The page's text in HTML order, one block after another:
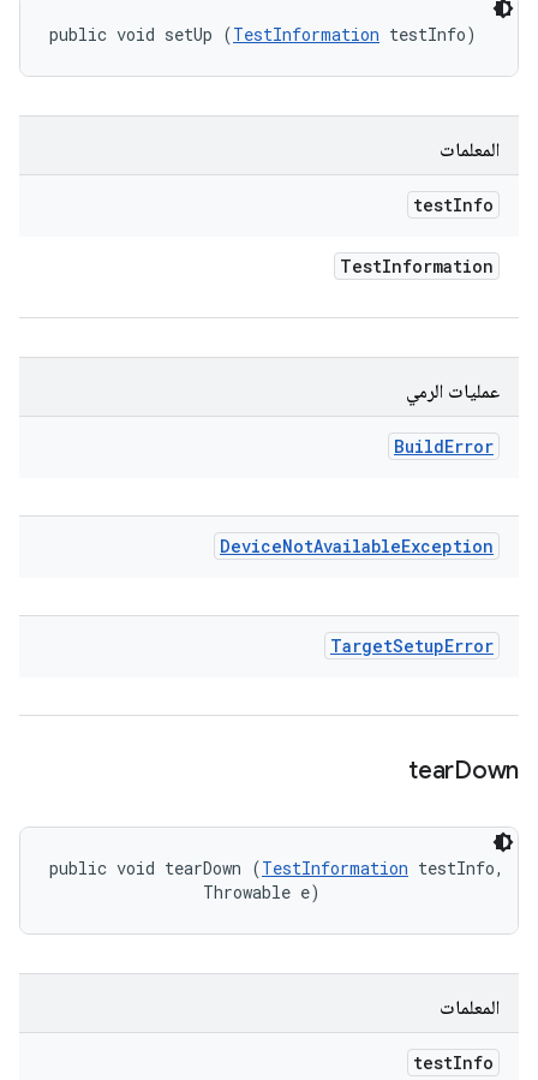
public void setUp (TestInformation testInfo)
المعلمات
testInfo
TestInformation
عمليات الرمي
BuildError
DeviceNotAvailableException
TargetSetupError
tearDown
public void tearDown (TestInformation testInfo,
                Throwable e)
المعلمات
testInfo